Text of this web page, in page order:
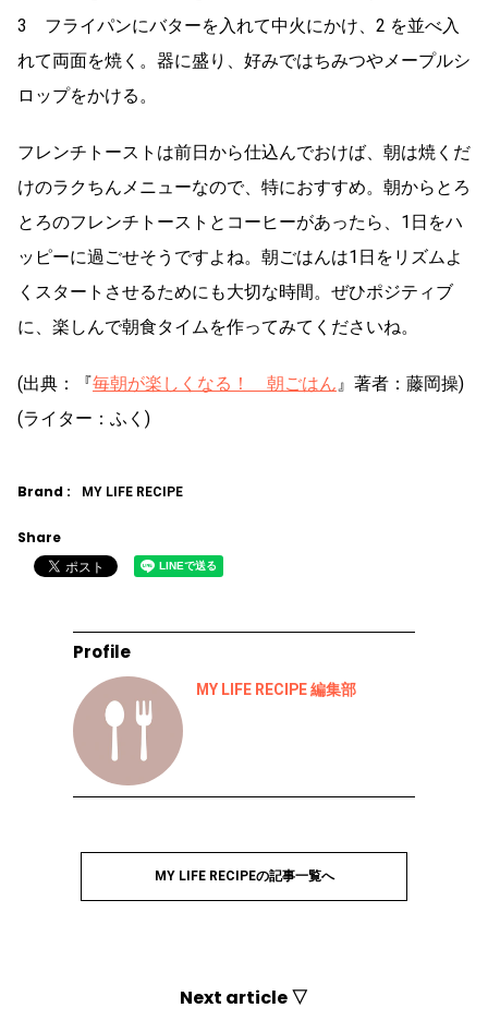
3 フライパンにバターを入れて中火にかけ、2 を並べ入
れて両面を焼く。器に盛り、好みではちみつやメープルシ
ロップをかける。
フレンチトーストは前日から仕込んでおけば、朝は焼くだ
けのラクちんメニューなので、特におすすめ。朝からとろ
とろのフレンチトーストとコーヒーがあったら、1日をハ
ッピーに過ごせそうですよね。朝ごはんは1日をリズムよ
くスタートさせるためにも大切な時間。ぜひポジティブ
に、楽しんで朝食タイムを作ってみてくださいね。
(出典：『毎朝が楽しくなる！ 朝ごはん 』著者：藤岡操)
(ライター：ふく)
Brand : MY LIFE RECIPE
Share
Profile
MY LIFE RECIPE 編集部
MY LIFE RECIPEの記事一覧へ
Next article ▽